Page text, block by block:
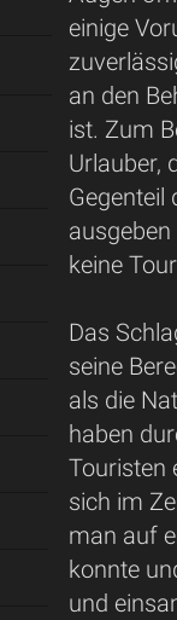
einige
an den
ist. Zum
Urlauber,
Gegenteil
keine
Das
seine
als die
haben
Touristen
sich im
man auf
konnte
und